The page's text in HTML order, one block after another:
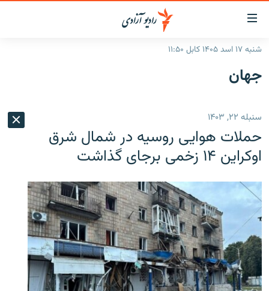
لینک‌های
قابل
دسترسی
به
بازگشت
منوی
اصلی
صفحه
جستجو
گزارش‌ها
منطقه
شرق میانه
افغانستان
جهان
جدول نشرات
مصاحبه‌ها
مجموعه تصویری
ورزش
بحران مهاجرت
'کووید-۱۹'
تماس
شنبه ۱۷ اسد ۱۴۰۵ کابل ۱۱:۵۰
جهان
سنبله ۲۲, ۱۴۰۳
حملات هوایی روسیه در شمال شرق
اوکراین ۱۴ زخمی برجای گذاشت